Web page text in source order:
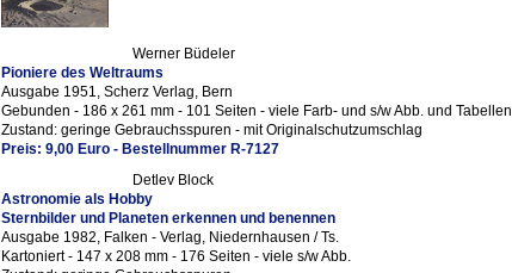
Werner Büdeler
Pioniere des Weltraums
Ausgabe 1951, Scherz Verlag, Bern
Gebunden - 186 x 261 mm - 101 Seiten - viele Farb- und s/w Abb. und Tabellen
Zustand: geringe Gebrauchsspuren - mit Originalschutzumschlag
Preis: 9,00 Euro - Bestellnummer R-7127
Detlev Block
Astronomie als Hobby
Sternbilder und Planeten erkennen und benennen
Ausgabe 1982, Falken - Verlag, Niedernhausen / Ts.
Kartoniert - 147 x 208 mm - 176 Seiten - viele s/w Abb.